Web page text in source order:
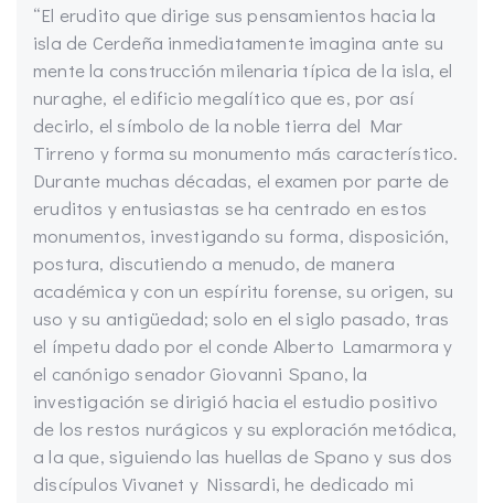
“El erudito que dirige sus pensamientos hacia la
isla de Cerdeña inmediatamente imagina ante su
mente la construcción milenaria típica de la isla, el
nuraghe, el edificio megalítico que es, por así
decirlo, el símbolo de la noble tierra del Mar
Tirreno y forma su monumento más característico.
Durante muchas décadas, el examen por parte de
eruditos y entusiastas se ha centrado en estos
monumentos, investigando su forma, disposición,
postura, discutiendo a menudo, de manera
académica y con un espíritu forense, su origen, su
uso y su antigüedad; solo en el siglo pasado, tras
el ímpetu dado por el conde Alberto Lamarmora y
el canónigo senador Giovanni Spano, la
investigación se dirigió hacia el estudio positivo
de los restos nurágicos y su exploración metódica,
a la que, siguiendo las huellas de Spano y sus dos
discípulos Vivanet y Nissardi, he dedicado mi